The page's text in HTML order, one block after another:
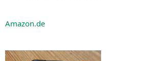
Amazon.de